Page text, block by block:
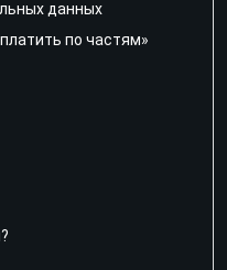
данных
по частям»